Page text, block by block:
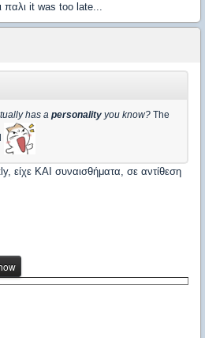
it was too late...
has a personality you know? The
είχε ΚΑΙ συναισθήματα, σε αντίθεση